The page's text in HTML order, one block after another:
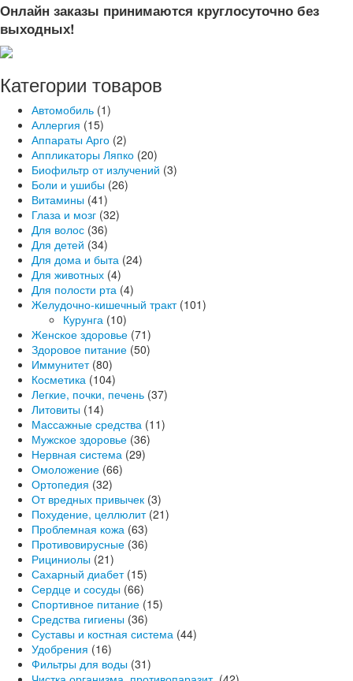
Онлайн заказы принимаются круглосуточно без
выходных!
Категории товаров
Автомобиль (1)
Аллергия (15)
Аппараты Арго (2)
Аппликаторы Ляпко (20)
Биофильтр от излучений (3)
Боли и ушибы (26)
Витамины (41)
Глаза и мозг (32)
Для волос (36)
Для детей (34)
Для дома и быта (24)
Для животных (4)
Для полости рта (4)
Желудочно-кишечный тракт (101)
Курунга (10)
Женское здоровье (71)
Здоровое питание (50)
Иммунитет (80)
Косметика (104)
Легкие, почки, печень (37)
Литовиты (14)
Массажные средства (11)
Мужское здоровье (36)
Нервная система (29)
Омоложение (66)
Ортопедия (32)
От вредных привычек (3)
Похудение, целлюлит (21)
Проблемная кожа (63)
Противовирусные (36)
Рициниолы (21)
Сахарный диабет (15)
Сердце и сосуды (66)
Спортивное питание (15)
Средства гигиены (36)
Суставы и костная система (44)
Удобрения (16)
Фильтры для воды (31)